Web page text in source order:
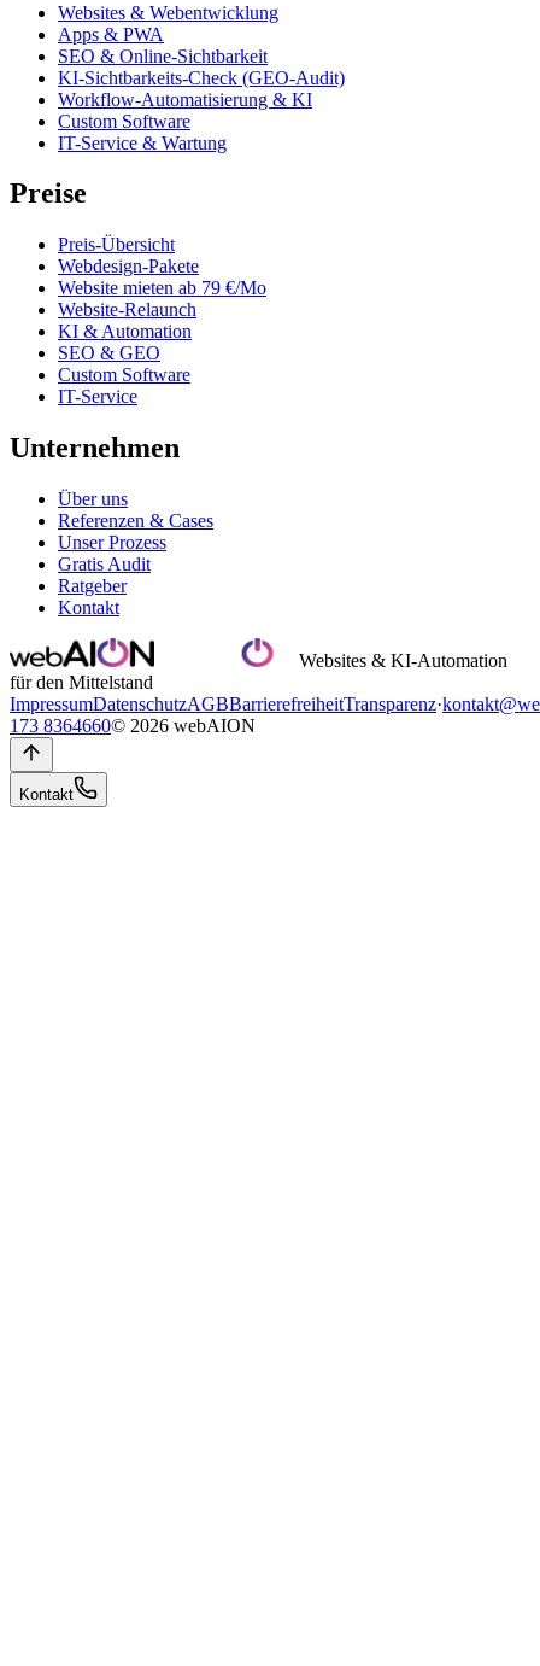
Websites & Webentwicklung
Apps & PWA
SEO & Online-Sichtbarkeit
KI-Sichtbarkeits-Check (GEO-Audit)
Workflow-Automatisierung & KI
Custom Software
IT-Service & Wartung
Preise
Preis-Übersicht
Webdesign-Pakete
Website mieten ab 79 €/Mo
Website-Relaunch
KI & Automation
SEO & GEO
Custom Software
IT-Service
Unternehmen
Über uns
Referenzen & Cases
Unser Prozess
Gratis Audit
Ratgeber
Kontakt
Websites & KI-Automation
für den Mittelstand
ImpressumDatenschutzAGBBarrierefreiheitTransparenz·
173 8364660© 2026 webAION
Kontakt